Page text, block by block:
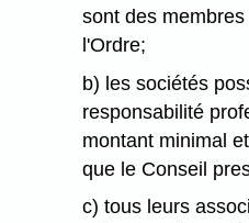
sont des
l'Ordre;
b) les sociétés
responsabilité
montant minimal
que le Conseil
c) tous leurs